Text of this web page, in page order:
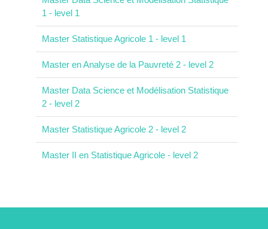
1 - level 1
Master Statistique Agricole 1 - level 1
Master en Analyse de la Pauvreté 2 - level 2
Master Data Science et Modélisation Statistique
2 - level 2
Master Statistique Agricole 2 - level 2
Master II en Statistique Agricole - level 2